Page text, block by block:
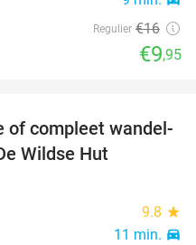
Regulier €16
€9,95
34%
of compleet wandel-
Wildse Hut
9.8 star
11 min. directions_car